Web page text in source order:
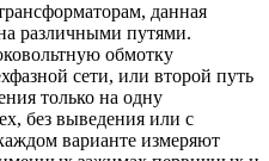
данная
различными путями.
обмотку
сети, или второй путь
только на одну
без выведения или с
варианте измеряют